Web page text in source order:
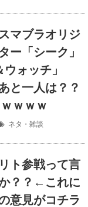
マブラオリジ
ー「シーク」
ウォッチ」
と一人は？？
ｗｗｗ
ネタ・雑談
ト参戦って言
？？←これに
意見がコチラ